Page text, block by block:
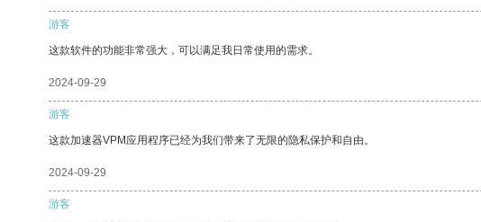
游客
这款软件的功能非常强大，可以满足我日常使用的需求。
2024-09-29
游客
这款加速器VPM应用程序已经为我们带来了无限的隐私保护和自由。
2024-09-29
游客